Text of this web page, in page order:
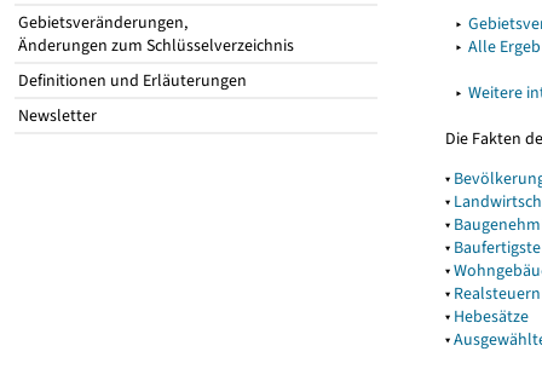
Gebietsveränderungen,
Änderungen zum Schlüsselverzeichnis
Definitionen und Erläuterungen
Newsletter
▸
▸ Alle
▸ Weitere
Die Fakten
▾
▾
▾
▾
▾
▾ Realsteuern
▾ Hebesätze
▾